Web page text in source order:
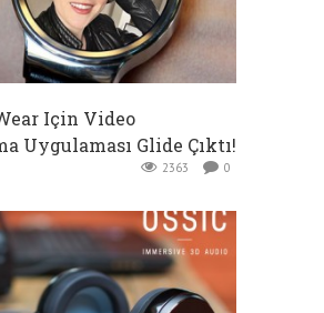
Için Video
Uygulaması Glide Çıktı!
2363 0